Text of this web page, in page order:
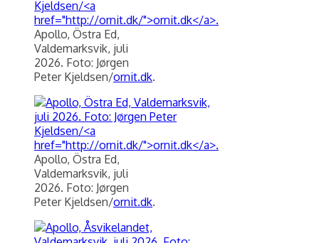
Apollo, Östra Ed,
Valdemarksvik, juli
2026. Foto: Jørgen
Peter Kjeldsen/ornit.dk.
Apollo, Östra Ed,
Valdemarksvik, juli
2026. Foto: Jørgen
Peter Kjeldsen/ornit.dk.